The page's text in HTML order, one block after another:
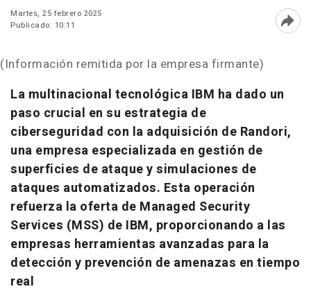
Martes, 25 febrero 2025
Publicado: 10:11
(Información remitida por la empresa firmante)
La multinacional tecnológica IBM ha dado un
paso crucial en su estrategia de
ciberseguridad con la adquisición de Randori,
una empresa especializada en gestión de
superficies de ataque y simulaciones de
ataques automatizados. Esta operación
refuerza la oferta de Managed Security
Services (MSS) de IBM, proporcionando a las
empresas herramientas avanzadas para la
detección y prevención de amenazas en tiempo
real